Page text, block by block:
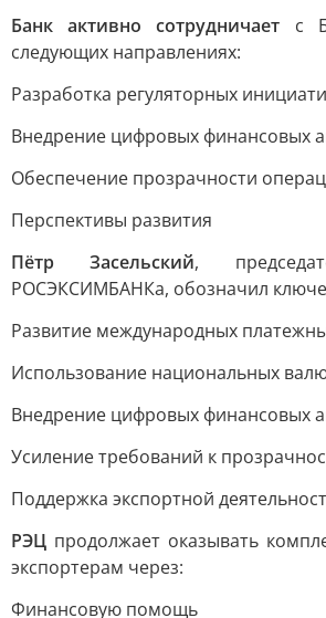
Банк активно сотрудничает с
следующих направлениях:
Разработка регуляторных
Внедрение цифровых финансовых
Обеспечение прозрачности
Перспективы развития
Пётр Засельский,
РОСЭКСИМБАНКа, обозначил
Развитие международных
Использование национальных
Внедрение цифровых финансовых
Усиление требований к
Поддержка экспортной
РЭЦ продолжает оказывать
экспортерам через:
Финансовую помощь